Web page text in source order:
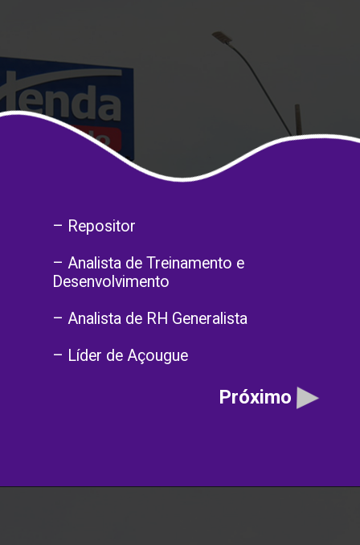
– Repositor
– Analista de Treinamento e
Desenvolvimento
– Analista de RH Generalista
– Líder de Açougue
Próximo